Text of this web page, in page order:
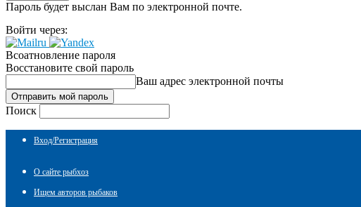
Пароль будет выслан Вам по электронной почте.
Войти через:
Всоатновление пароля
Восстановите свой пароль
Ваш адрес электронной почты
Поиск
Вход/Регистрация
О сайте рыбхоз
Ищем авторов рыбаков